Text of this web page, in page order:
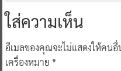
ใส่ความเห็น
อีเมลของคุณจะไม่แสดงให้คนอื่
เครื่องหมาย *